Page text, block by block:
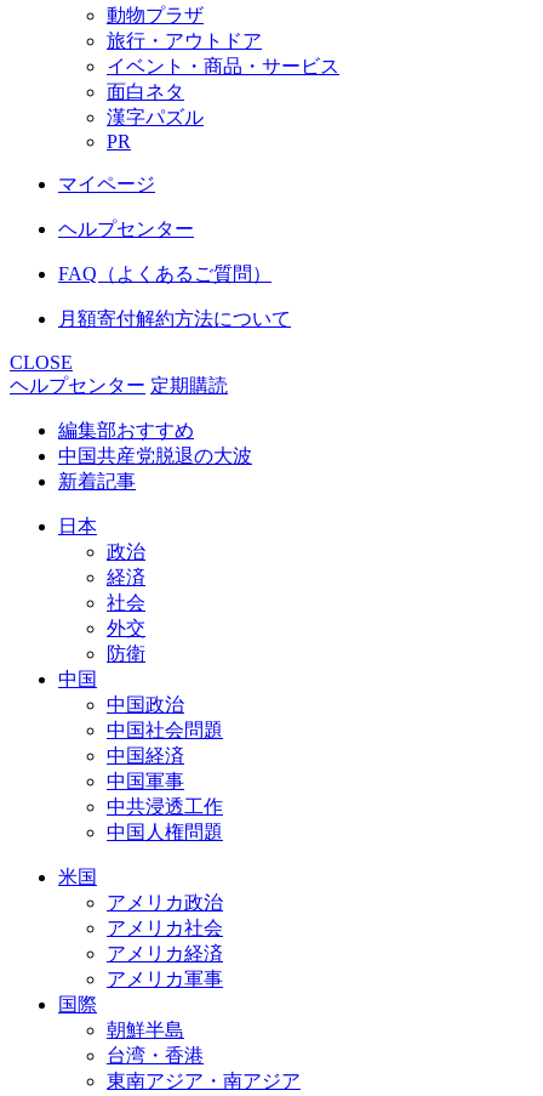
動物プラザ
旅行・アウトドア
イベント・商品・サービス
面白ネタ
漢字パズル
PR
マイページ
ヘルプセンター
FAQ（よくあるご質問）
月額寄付解約方法について
CLOSE
ヘルプセンター 定期購読
編集部おすすめ
中国共産党脱退の大波
新着記事
日本
政治
経済
社会
外交
防衛
中国
中国政治
中国社会問題
中国経済
中国軍事
中共浸透工作
中国人権問題
米国
アメリカ政治
アメリカ社会
アメリカ経済
アメリカ軍事
国際
朝鮮半島
台湾・香港
東南アジア・南アジア